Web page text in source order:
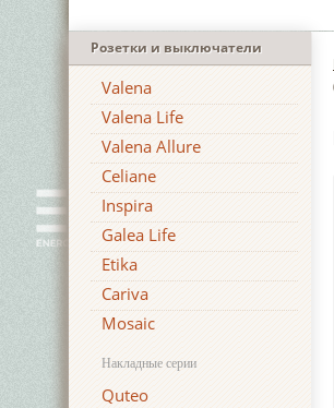
Розетки и выключатели
Valena
Valena Life
Valena Allure
Celiane
Inspira
Galea Life
Etika
Cariva
Mosaic
Накладные серии
Quteo